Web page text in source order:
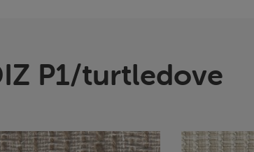
P1/turtledove